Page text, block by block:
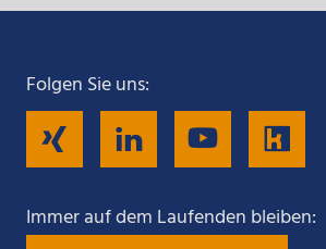
Folgen Sie uns:
Folgen
Sie
Folgen
Sie
Folgen
Sie Sie
Immer auf dem Laufenden bleiben: